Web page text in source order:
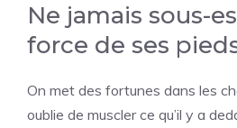
Ne jamais sous-
force de ses
On met des fortunes dans les
oublie de muscler ce qu’il y a